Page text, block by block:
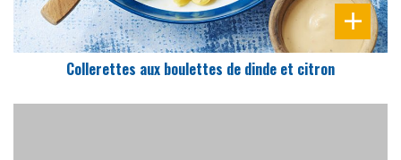
Collerettes aux boulettes de dinde et citron